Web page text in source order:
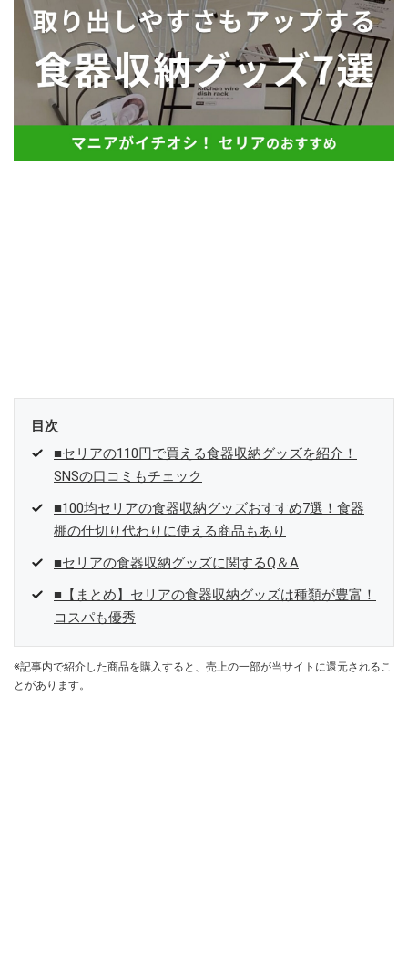
目次
■セリアの110円で買える食器収納グッズを紹介！
SNSの口コミもチェック
■100均セリアの食器収納グッズおすすめ7選！食器
棚の仕切り代わりに使える商品もあり
■セリアの食器収納グッズに関するQ＆A
■【まとめ】セリアの食器収納グッズは種類が豊富！
コスパも優秀
※記事内で紹介した商品を購入すると、売上の一部が当サイトに還元されるこ
とがあります。